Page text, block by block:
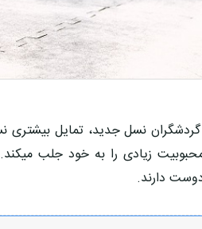
گردشگران نسل جدید، تمایل
زیادی را به خود جلب
دارند.